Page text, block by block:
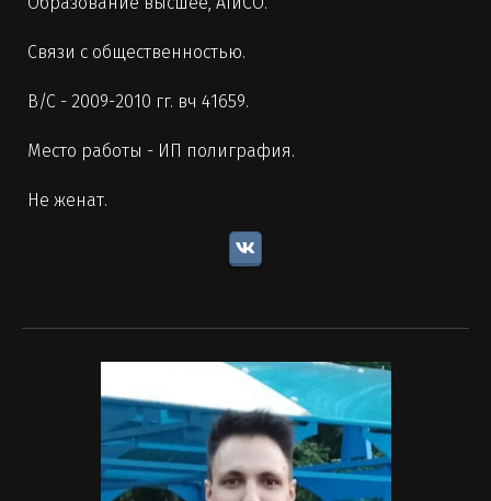
Связи с общественностью.
В/С - 2009-2010 гг. вч 41659.
Место работы - ИП полиграфия.
Не женат.